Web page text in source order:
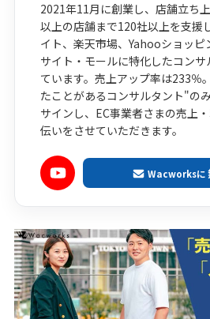
2021年11月に創業し、店舗立ち
以上の店舗まで120社以上を支援
イト、楽天市場、Yahooショッ
サイト・モールに特化したコン
ています。売上アップ率は233％
たことがあるコンサルタント"の
サインし、EC事業者さまの売上
伝いをさせていただきます。
Wacworksに